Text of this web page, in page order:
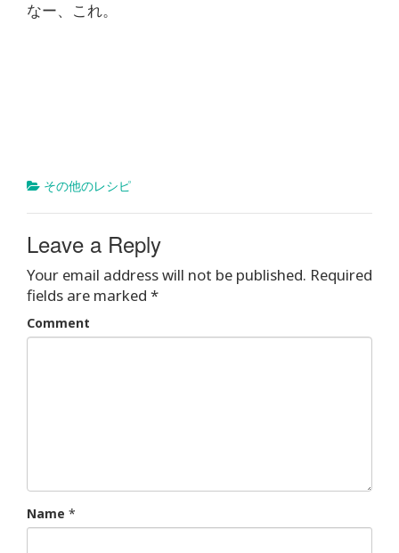
なー、これ。
その他のレシピ
Leave a Reply
Your email address will not be published. Required
fields are marked *
Comment
Name *